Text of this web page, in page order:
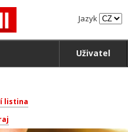
Jazyk
Uživatel
listina